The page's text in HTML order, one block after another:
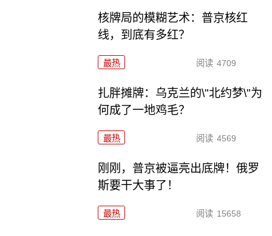
核牌局的模糊艺术：普京核红
线，到底有多红？
最热 阅读 4709
扎胖摊牌：乌克兰的\"北约梦\"为
何成了一地鸡毛？
最热 阅读 4569
刚刚，普京被逼亮出底牌！俄罗
斯要干大事了！
最热 阅读 15658